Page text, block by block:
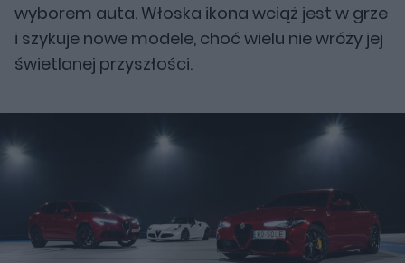
wyborem auta. Włoska ikona wciąż jest w grze
i szykuje nowe modele, choć wielu nie wróży jej
świetlanej przyszłości.